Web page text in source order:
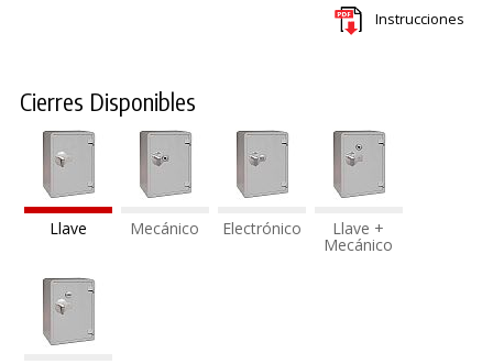
Instrucciones
Cierres Disponibles
Llave Mecánico Electrónico Llave +
Mecánico